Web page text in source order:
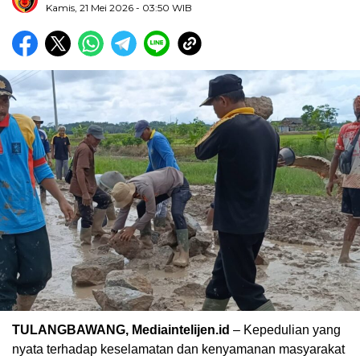
Kamis, 21 Mei 2026 - 03:50 WIB
TULANGBAWANG, Mediaintelijen.id – Kepedulian yang
nyata terhadap keselamatan dan kenyamanan masyarakat